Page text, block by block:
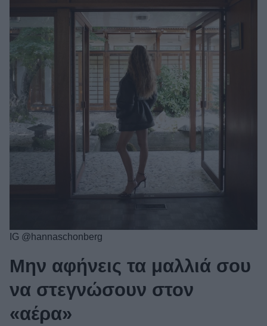
IG @hannaschonberg
Μην αφήνεις τα μαλλιά σου
να στεγνώσουν στον
«αέρα»